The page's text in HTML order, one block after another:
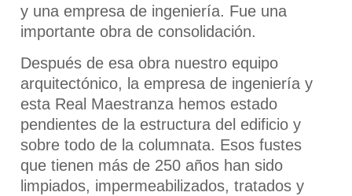
y una empresa de ingeniería. Fue una
importante obra de consolidación.
Después de esa obra nuestro equipo
arquitectónico, la empresa de ingeniería y
esta Real Maestranza hemos estado
pendientes de la estructura del edificio y
sobre todo de la columnata. Esos fustes
que tienen más de 250 años han sido
limpiados, impermeabilizados, tratados y